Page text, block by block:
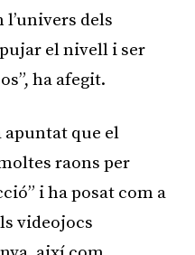
l’univers dels
el nivell i ser
ha afegit.
apuntat que el
raons per
i ha posat com a
videojocs